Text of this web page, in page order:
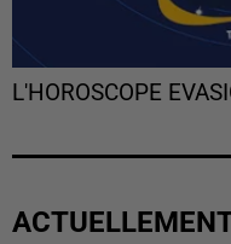
L'HOROSCOPE